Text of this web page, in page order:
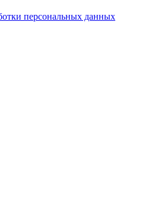
персональных данных